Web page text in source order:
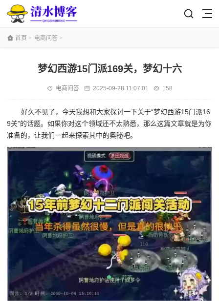
首页 > 电商问答 >
梦幻西游15门派169关，梦幻十六
电商问答 2025-09-28 11:07:01 158
好久不见了，今天我想和大家探讨一下关于“梦幻西游15门派16
9关”的话题。如果你对这个领域还不太熟悉，那么这篇文章就是为你
准备的，让我们一起来探索其中的奥秘吧。